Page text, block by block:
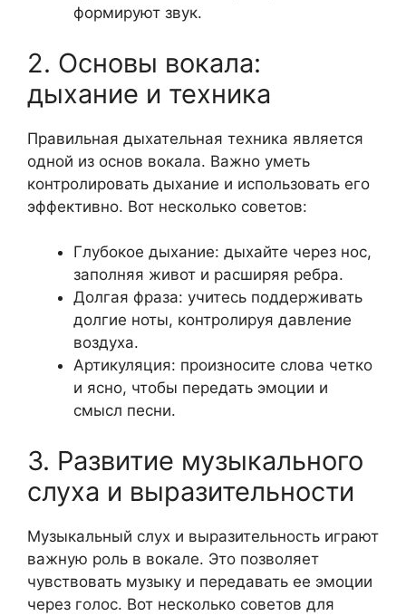
формируют звук.
2. Основы вокала:
дыхание и техника
Правильная дыхательная техника является
одной из основ вокала. Важно уметь
контролировать дыхание и использовать его
эффективно. Вот несколько советов:
Глубокое дыхание: дыхайте через нос,
заполняя живот и расширяя ребра.
Долгая фраза: учитесь поддерживать
долгие ноты, контролируя давление
воздуха.
Артикуляция: произносите слова четко
и ясно, чтобы передать эмоции и
смысл песни.
3. Развитие музыкального
слуха и выразительности
Музыкальный слух и выразительность играют
важную роль в вокале. Это позволяет
чувствовать музыку и передавать ее эмоции
через голос. Вот несколько советов для